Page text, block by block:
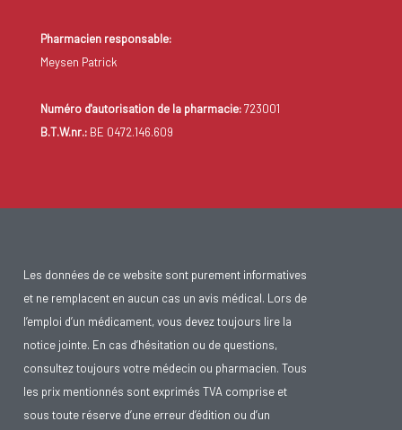
Pharmacien responsable:
Meysen Patrick
Numéro d'autorisation de la pharmacie:723001
B.T.W.nr.:BE 0472.146.609
Les données de ce website sont purement informatives
et ne remplacent en aucun cas un avis médical. Lors de
l’emploi d’un médicament, vous devez toujours lire la
notice jointe. En cas d’hésitation ou de questions,
consultez toujours votre médecin ou pharmacien. Tous
les prix mentionnés sont exprimés TVA comprise et
sous toute réserve d’une erreur d’édition ou d’un